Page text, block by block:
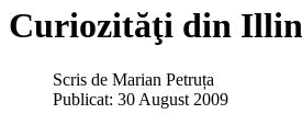
Curiozităţi din
Scris de Marian Petruța
Publicat: 30 August 2009